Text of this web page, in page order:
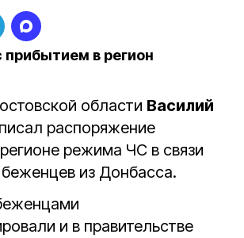
прибытием в регион
области Василий
распоряжение
режима ЧС в связи
из Донбасса.
и в правительстве